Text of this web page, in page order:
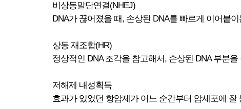
비상동말단연결(NHEJ)
DNA가 끊어졌을 때, 손상된 DNA를 빠르게 이어붙
상동 재조합(HR)
정상적인 DNA 조각을 참고해서, 손상된 DNA 부분
저해제 내성획득
효과가 있었던 항암제가 어느 순간부터 암세포에 잘